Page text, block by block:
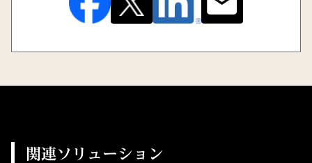
関連ソリューション